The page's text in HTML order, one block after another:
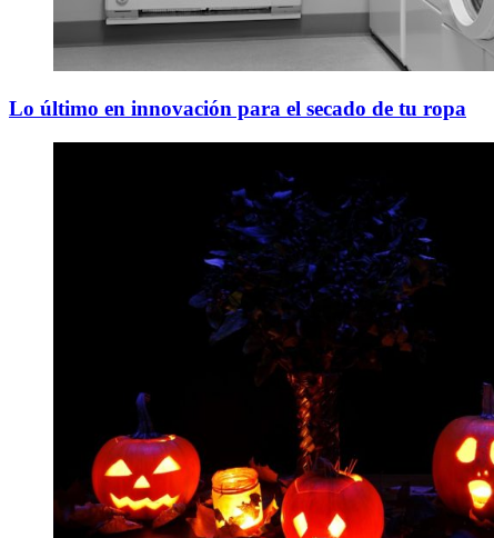
Lo último en innovación para el secado de tu ropa